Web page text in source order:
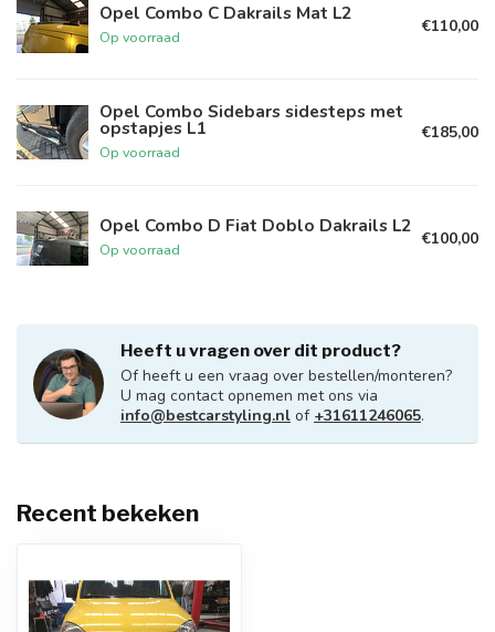
Opel Combo C Dakrails Mat L2
Op voorraad
€110,00
Opel Combo Sidebars sidesteps met
opstapjes L1
Op voorraad
€185,00
Opel Combo D Fiat Doblo Dakrails L2
Op voorraad
€100,00
Heeft u vragen over dit product?
Of heeft u een vraag over bestellen/monteren?
U mag contact opnemen met ons via
info@bestcarstyling.nl of +31611246065.
Recent bekeken